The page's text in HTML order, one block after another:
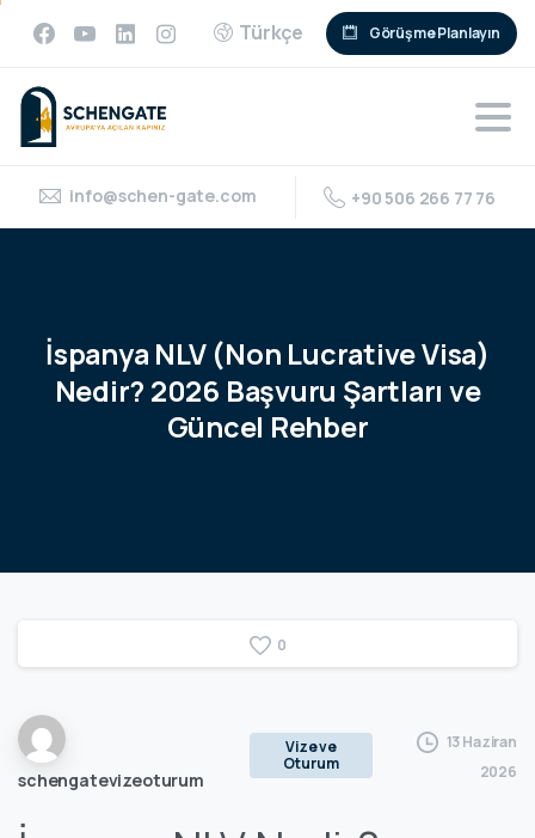
Türkçe Görüşme Planlayın
info@schen-gate.com +90 506 266 77 76
İspanya NLV (Non LucrativeVisa)
Nedir? 2026 Başvuru Şartları ve
Güncel Rehber
0
schengatevizeoturum
Vize ve
Oturum
13 Haziran
2026